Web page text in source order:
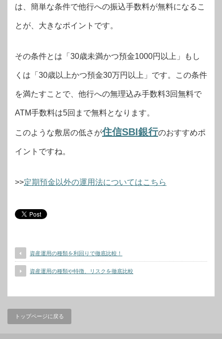
は、簡単な条件で他行への振込手数料が無料になるこ
とが、大きなポイントです。
その条件とは「30歳未満かつ預金1000円以上」もし
くは「30歳以上かつ預金30万円以上」です。この条件
を満たすことで、他行への無理込み手数料3回無料で
ATM手数料は5回まで無料となります。
このような敷居の低さが住信SBI銀行のおすすめポ
イントですね。
>>定期預金以外の運用法についてはこちら
資産運用の種類を利回りで徹底比較！
資産運用の種類や特徴、リスクを徹底比較
トップページに戻る